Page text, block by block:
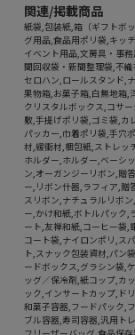
関連/掲載商品
紙袋,包装紙,箱（ギフトボ
グ用品,食品用ポリ袋,キッ
イベント用品,文房具・事
聞回収袋・新聞整理袋,不
セロハン,ロールスタンド,
果物箱,お菓子箱,白無地箱,
クリスタルボックス,コサ
敷,手提げポリ袋,ゴミ袋,カ
パッカー,巾着ポリ袋,手穴
材,緩衝材,梱包紙,ストレッ
ホルダー,ホルダー,ベーシ
ン,オーガンジーリボン,贈
ー,リボン什器,ラフィア,贈
スリボン,ナチュラルリボ
ー,かけ和紙,ボトルパック,
ート,友禅和紙,コーヒー袋,
コート袋,ナイロンポリ,ス
ト,スナック包装資材,パン
ードボックス,グラシン袋,
ッグ／保冷剤,紙コップ,カ
ック,インサートカップ,ド
和菓子容器,フードパック,
ブル容器,寿司容器,汎用ト